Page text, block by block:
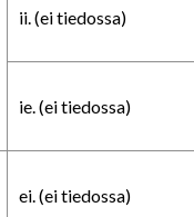
ii. (ei tiedossa)
ie. (ei tiedossa)
ei. (ei tiedossa)